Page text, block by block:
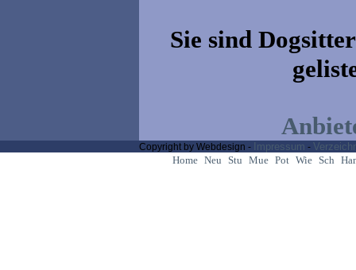
Sie sind
Copyright by Webdesign - Impressum -
Home Neu Stu Mue Pot Wie Sch